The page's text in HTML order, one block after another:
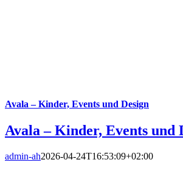
Avala – Kinder, Events und Design
Avala – Kinder, Events und
admin-ah2026-04-24T16:53:09+02:00